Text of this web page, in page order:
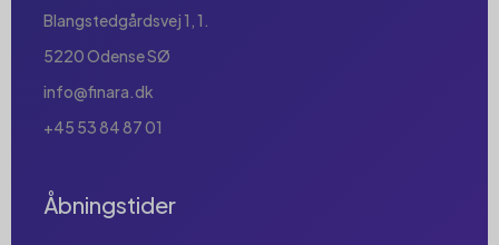
Blangstedgårdsvej 1, 1.
5220 Odense SØ
info@finara.dk
+45 53 84 87 01
Åbningstider